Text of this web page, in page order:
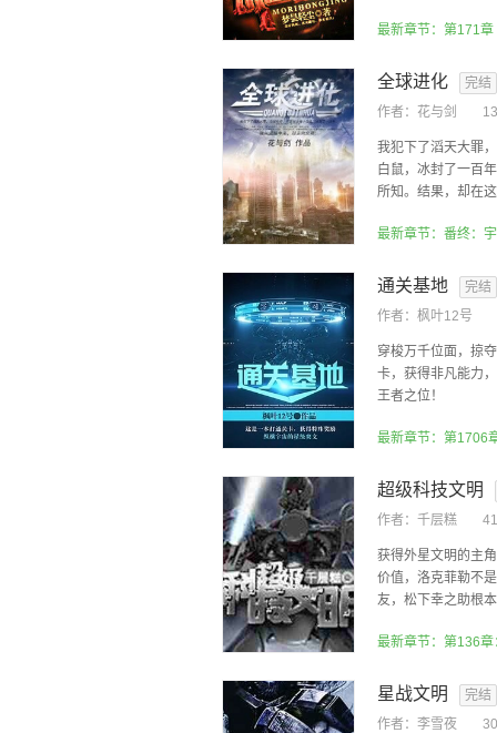
最新章节：第171
全球进化
完结
作者： 花与剑
我犯下了滔天大罪
白鼠，冰封了一百
所知。结果，却在
最新章节：番终：
通关基地
完结
作者： 枫叶12号
穿梭万千位面，掠
卡，获得非凡能力
王者之位！
最新章节：第1706
超级科技文明
作者： 千层糕
获得外星文明的主
价值，洛克菲勒不
友，松下幸之助根
最新章节：第136章
星战文明
完结
作者： 李雪夜